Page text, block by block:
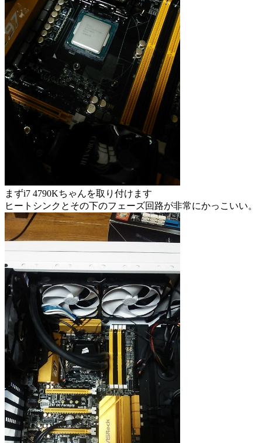
まずi7 4790Kちゃんを取り付けます
ヒートシンクとその下のフェーズ回路が非常にかっこいい。